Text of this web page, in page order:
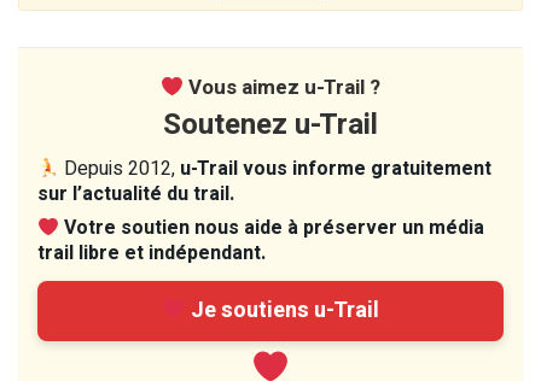
Vous aimez u-Trail ?
Soutenez u-Trail
Depuis 2012, u-Trail vous informe gratuitement
sur l’actualité du trail.
Votre soutien nous aide à préserver un média
trail libre et indépendant.
Je soutiens u-Trail